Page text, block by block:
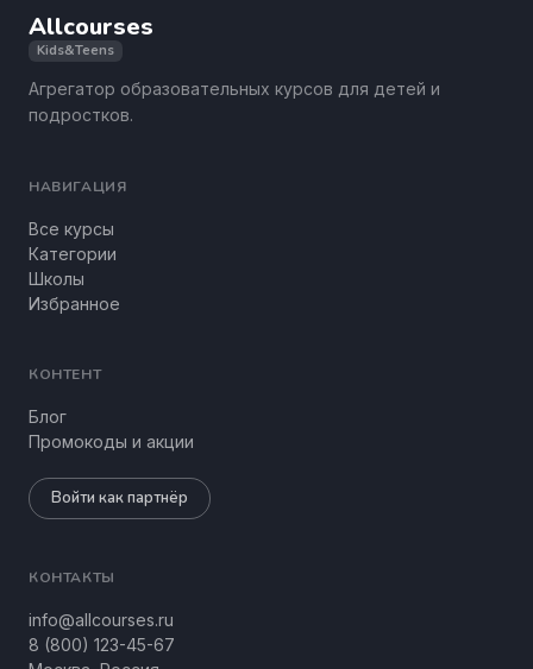
Allcourses
Kids&Teens
Агрегатор образовательных курсов для детей и
подростков.
НАВИГАЦИЯ
Все курсы
Категории
Школы
Избранное
КОНТЕНТ
Блог
Промокоды и акции
Войти как партнёр
КОНТАКТЫ
info@allcourses.ru
8 (800) 123-45-67